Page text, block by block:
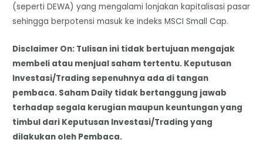
(seperti DEWA) yang mengalami lonjakan kapitalisasi pasar
sehingga berpotensi masuk ke indeks MSCI Small Cap.
Disclaimer On: Tulisan ini tidak bertujuan mengajak
membeli atau menjual saham tertentu. Keputusan
Investasi/Trading sepenuhnya ada di tangan
pembaca. Saham Daily tidak bertanggung jawab
terhadap segala kerugian maupun keuntungan yang
timbul dari Keputusan Investasi/Trading yang
dilakukan oleh Pembaca.